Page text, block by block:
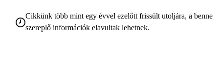
Cikkünk több mint egy évvel ezelőtt frissült utoljára, a benne
szereplő információk elavultak lehetnek.